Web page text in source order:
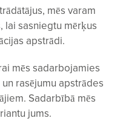
mēs varam
sasniegtu mērķus
apstrādi.
mēs sadarbojamies
rasējumu apstrādes
Sadarbībā mēs
jums.